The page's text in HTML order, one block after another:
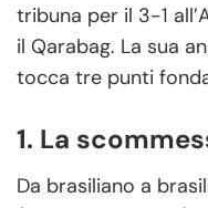
tribuna per il 3-1
il Qarabag. La sua
tocca tre punti
1. La
Da brasiliano a